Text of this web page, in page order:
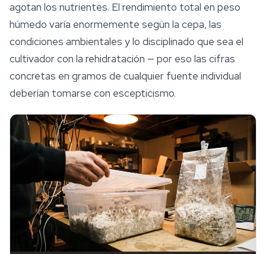
agotan los nutrientes. El rendimiento total en peso
húmedo varía enormemente según la cepa, las
condiciones ambientales y lo disciplinado que sea el
cultivador con la rehidratación — por eso las cifras
concretas en gramos de cualquier fuente individual
deberían tomarse con escepticismo.